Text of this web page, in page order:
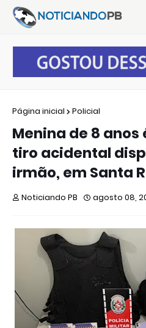
Página inicial Policial
Menina de 8
tiro acidental
irmão, em Santa
Noticiando PB agosto 08,